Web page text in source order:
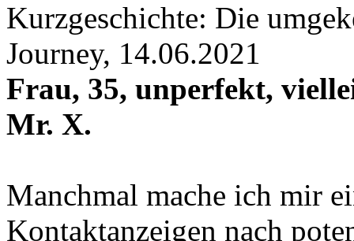
Kurzgeschichte: Die
Journey, 14.06.2021
Frau, 35, unperfekt,
Mr. X.
Manchmal mache ich mir
Kontaktanzeigen nach